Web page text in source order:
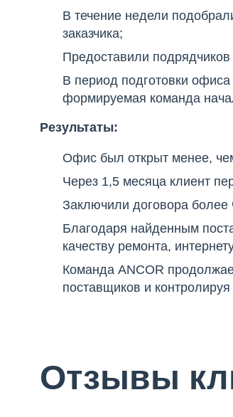
В течение недели
заказчика;
Предоставили
В период подготовки
формируемая команда
Результаты:
Офис был открыт менее,
Через 1,5 месяца клиент
Заключили договора
Благодаря найденным
качеству ремонта,
Команда ANCOR
поставщиков и контролируя
Отзывы